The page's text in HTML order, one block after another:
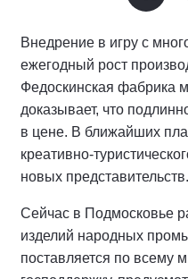
Внедрение в игру с
ежегодный рост
Федоскинская фабрика
доказывает, что
в цене. В ближайших
креативно-
новых представительств.
Сейчас в Подмосковье
изделий народных
поставляется по всему